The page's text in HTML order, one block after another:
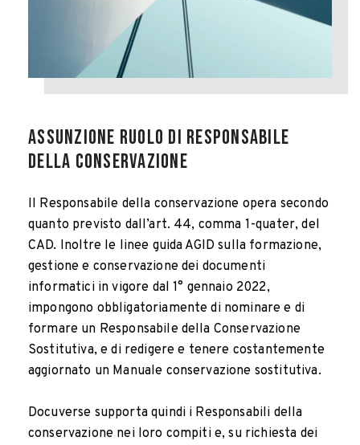
Assunzione ruolo di Responsabile
della conservazione
Il Responsabile della conservazione opera secondo
quanto previsto dall’art. 44, comma 1-quater, del
CAD. Inoltre le linee guida AGID sulla formazione,
gestione e conservazione dei documenti
informatici in vigore dal 1° gennaio 2022,
impongono obbligatoriamente di nominare e di
formare un Responsabile della Conservazione
Sostitutiva, e di redigere e tenere costantemente
aggiornato un Manuale conservazione sostitutiva.
Docuverse supporta quindi i Responsabili della
conservazione nei loro compiti e, su richiesta dei